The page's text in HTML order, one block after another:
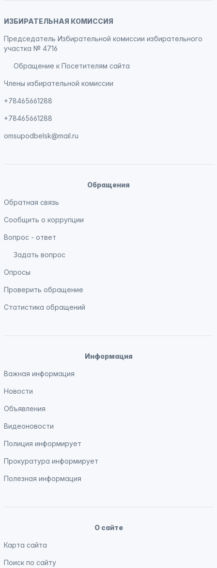
ИЗБИРАТЕЛЬНАЯ КОМИССИЯ
Председатель Избирательной комиссии избирательного
участка № 4716
Обращение к Посетителям сайта
Члены избирательной комиссии
+78465661288
+78465661288
omsupodbelsk@mail.ru
Обращения
Обратная связь
Сообщить о коррупции
Вопрос - ответ
Задать вопрос
Опросы
Проверить обращение
Статистика обращений
Информация
Важная информация
Новости
Объявления
Видеоновости
Полиция информирует
Прокуратура информирует
Полезная информация
О сайте
Карта сайта
Поиск по сайту